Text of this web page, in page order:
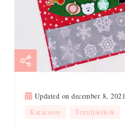
Updated ondecember 8, 2021
Karácsony
Textiljátékok